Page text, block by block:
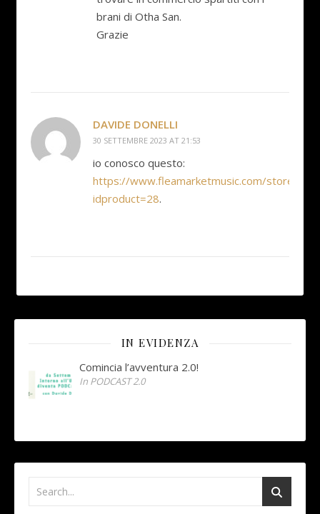
brani di Otha San.
Grazie
DAVIDE DONELLI
30 SETTEMBRE 2023 AT 21:53
io conosco questo:
https://www.fleamarketmusic.com/store/
idproduct=28.
IN EVIDENZA
Comincia l’avventura 2.0!
In PODCAST 2.0